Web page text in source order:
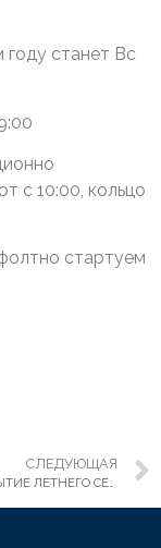
станет Вс
с 10:00, кольцо
стартуем
СЛЕДУЮЩАЯ
ТОЧНО ЗАКРЫТИЕ ЛЕТНЕГО СЕЗОНА 23